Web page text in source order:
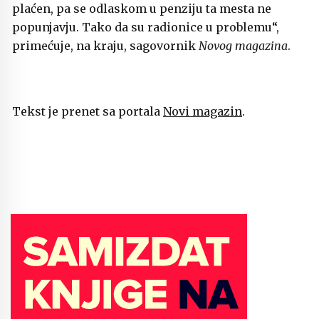
plaćen, pa se odlaskom u penziju ta mesta ne
popunjavju. Tako da su radionice u problemu“,
primećuje, na kraju, sagovornik Novog magazina.
Tekst je prenet sa portala Novi magazin.